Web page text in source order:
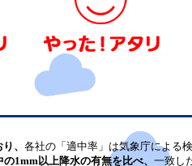
、 各社の「適中率」は気象庁による
の1mm以上降水の有無を比べ、 一致し